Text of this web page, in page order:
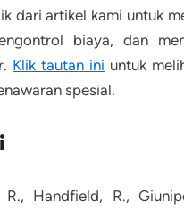
dari artikel kami untuk
biaya, dan
Klik tautan ini untuk
spesial.
R., Handfield, R.,